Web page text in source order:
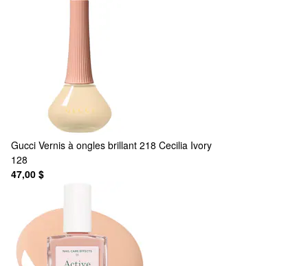
Gucci Vernis à ongles brillant 218 Cecilia Ivory
128
47,00 $